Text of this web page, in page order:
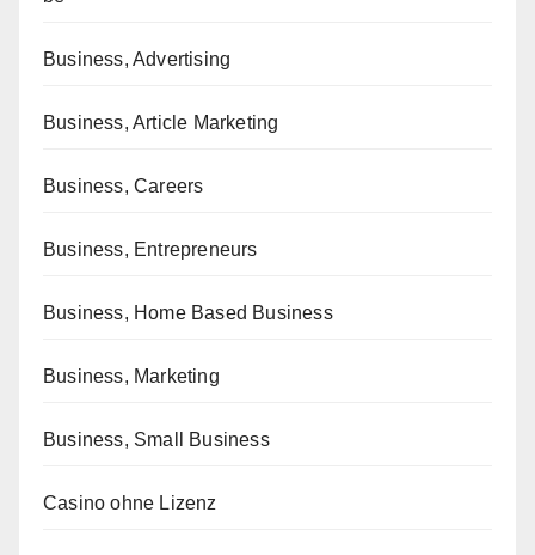
Business, Advertising
Business, Article Marketing
Business, Careers
Business, Entrepreneurs
Business, Home Based Business
Business, Marketing
Business, Small Business
Casino ohne Lizenz